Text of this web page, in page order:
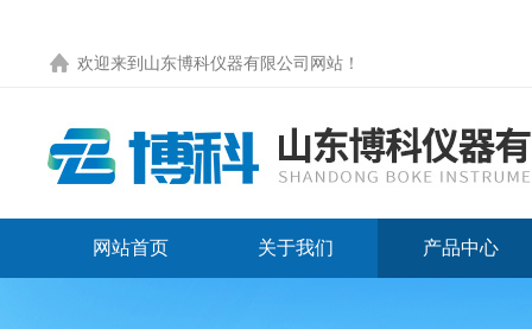
欢迎来到 山东博科仪器有限公司网站 ！
网站首页 关于我们 产品中心